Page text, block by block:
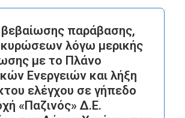
παράβασης,
κυρώσεων λόγω μερικής
με το Πλάνο
Ενεργειών και λήξη
ελέγχου σε γήπεδο
«Παζινός» Δ.Ε.